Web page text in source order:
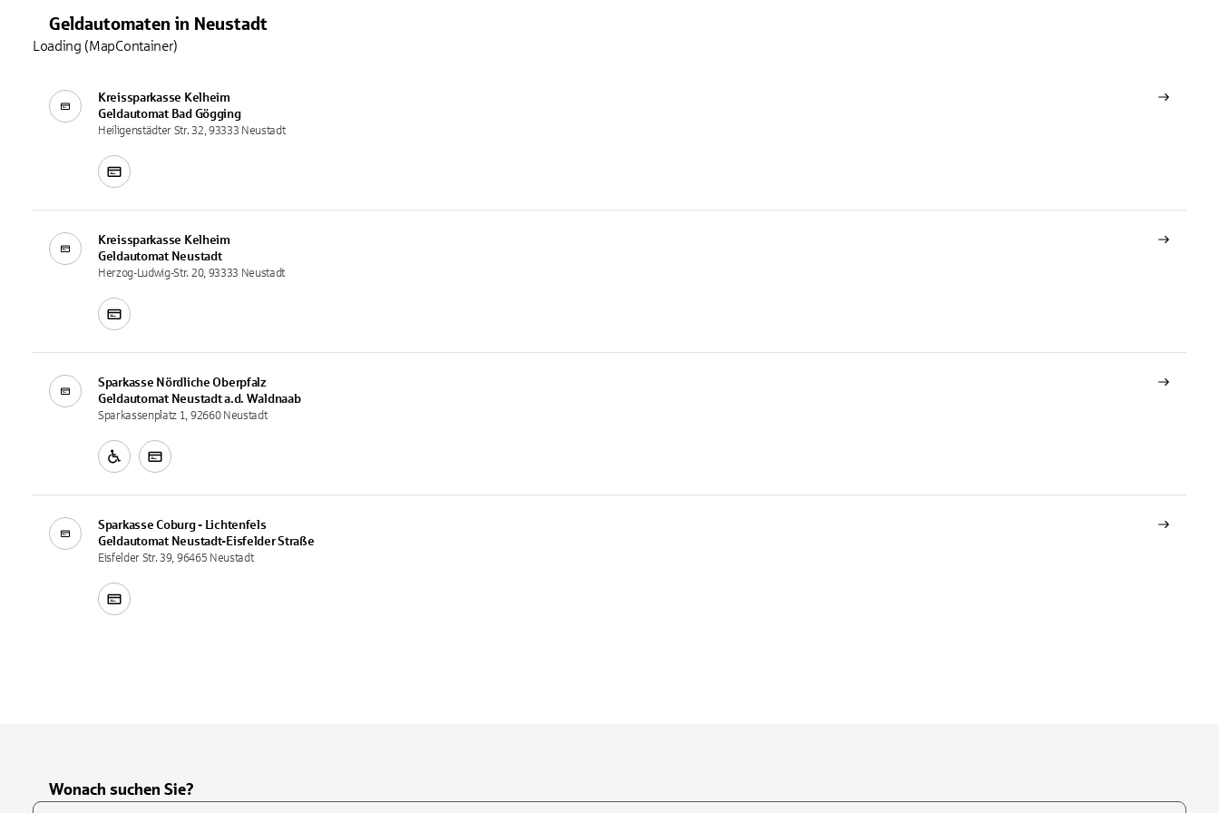
Geldautomaten in Neustadt
Kreissparkasse Kelheim
Geldautomat Bad Gögging
Heiligenstädter Str. 32, 93333 Neustadt
Kreissparkasse Kelheim
Geldautomat Neustadt
Herzog-Ludwig-Str. 20, 93333 Neustadt
Sparkasse Nördliche Oberpfalz
Geldautomat Neustadt a.d. Waldnaab
Sparkassenplatz 1, 92660 Neustadt
Sparkasse Coburg - Lichtenfels
Geldautomat Neustadt-Eisfelder Straße
Eisfelder Str. 39, 96465 Neustadt
Loading (MapContainer)
Wonach suchen Sie?